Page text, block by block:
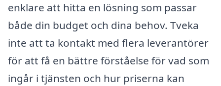
enklare att hitta en lösning som passar
både din budget och dina behov. Tveka
inte att ta kontakt med flera leverantörer
för att få en bättre förståelse för vad som
ingår i tjänsten och hur priserna kan